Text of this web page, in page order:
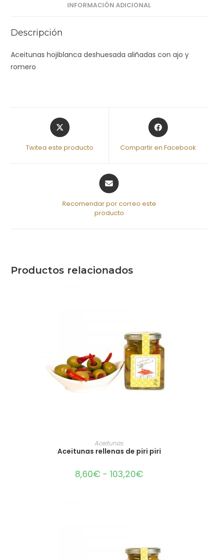
INFORMACIÓN ADICIONAL
Descripción
Aceitunas hojiblanca deshuesada aliñadas con ajo y
romero
Twitea este producto Compartir en Facebook
Recomendar por correo este
producto
Productos relacionados
SELECCIONAR OPCIONES
Aceitunas
Aceitunas rellenas de piri piri
8,60€ - 103,20€